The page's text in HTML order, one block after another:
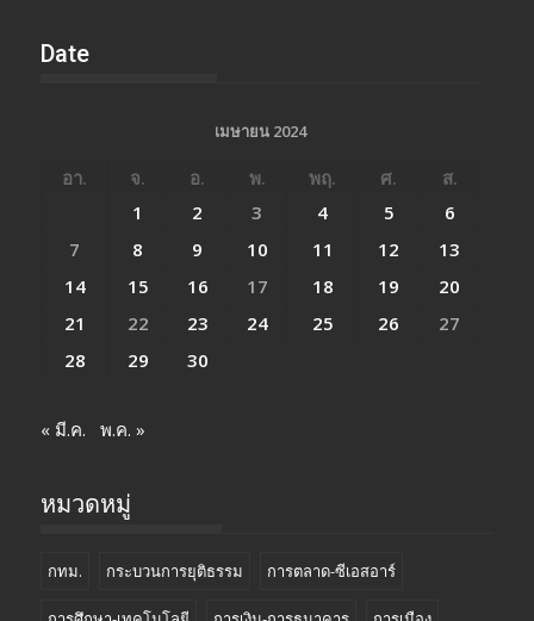
Date
เมษายน 2024
อา. จ. อ. พ. พฤ. ศ.
ส.
1
2 3 4 5
6
7
8 9 10 11 12
13
14
15 16 17 18 19
20
21
22 23 24 25 26
27
28
29 30
« มี.ค. พ.ค. »
หมวดหมู่
กทม. กระบวนการยุติธรรม การตลาด-ซีเอสอาร์